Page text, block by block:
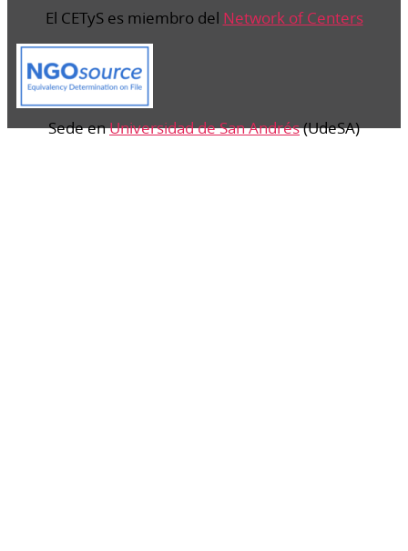
El CETyS es miembro del Network of Centers
Sede enUniversidad de San Andrés(UdeSA)